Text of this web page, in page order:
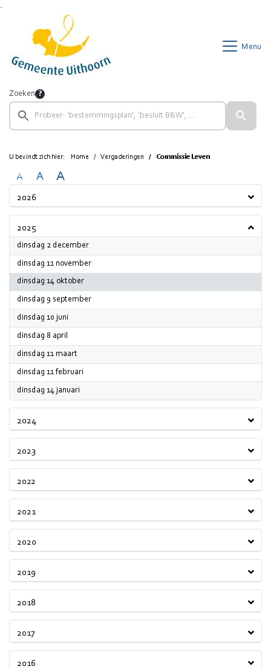
Menu
Zoeken
U bevindt zich hier: Home Vergaderingen Commissie Leven
A A A
2026
2025
dinsdag 2 december2025
dinsdag 11 november2025
dinsdag 14 oktober2025
dinsdag 9 september2025
dinsdag 10 juni
dinsdag 8 april
dinsdag 11 maart
dinsdag 11 februari
dinsdag 14 januari
2024
2023
2022
2021
2020
2019
2018
2017
2016